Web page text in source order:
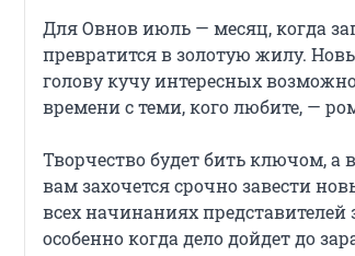
Для Овнов июль — месяц, когда
превратится в золотую жилу.
голову кучу интересных
времени с теми, кого любите, —
Творчество будет бить ключом, а
вам захочется срочно завести
всех начинаниях
особенно когда дело дойдет до